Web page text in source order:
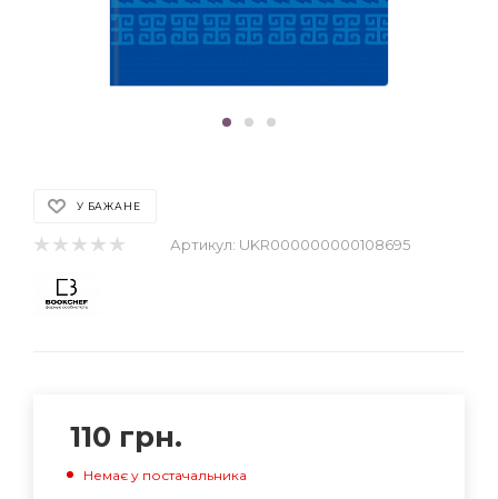
У БАЖАНЕ
Артикул: UKR000000000108695
110 грн.
Немає у постачальника